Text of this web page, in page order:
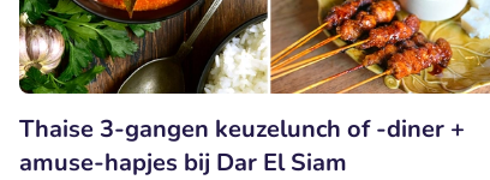
Thaise 3-gangen keuzelunch of -diner +
amuse-hapjes bij Dar El Siam